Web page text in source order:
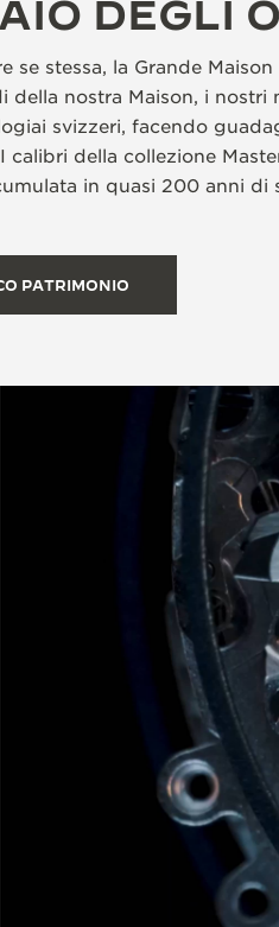
DEGLI
se stessa, la Grande
nostra Maison, i nostri
svizzeri, facendo
calibri della collezione
in quasi 200 anni
PATRIMONIO